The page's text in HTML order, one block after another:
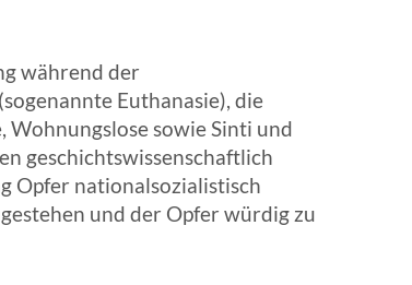
während der
Euthanasie), die
sowie Sinti und
geschichtswissenschaftlich
Opfer nationalsozialistisch
und der Opfer würdig zu